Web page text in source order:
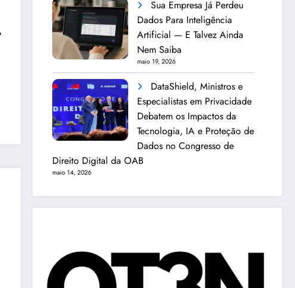
Sua Empresa Já Perdeu
Dados Para Inteligência
Artificial — E Talvez Ainda
Nem Saiba
maio 19, 2026
DataShield, Ministros e
Especialistas em Privacidade
Debatem os Impactos da
Tecnologia, IA e Proteção de
Dados no Congresso de
Direito Digital da OAB
maio 14, 2026